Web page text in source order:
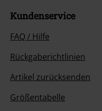
Kundenservice
FAQ / Hilfe
Rückgaberichtlinien
Artikel zurücksenden
Größentabelle